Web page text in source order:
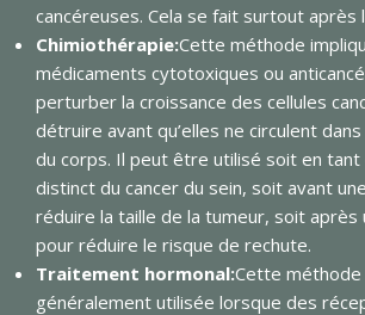
cancéreuses. Cela se fait surtout après
Chimiothérapie:Cette méthode
médicaments cytotoxiques ou
perturber la croissance des cellules
détruire avant qu’elles ne circulent
du corps. Il peut être utilisé soit en
distinct du cancer du sein, soit avant
réduire la taille de la tumeur, soit après
pour réduire le risque de rechute.
Traitement hormonal:Cette
généralement utilisée lorsque des